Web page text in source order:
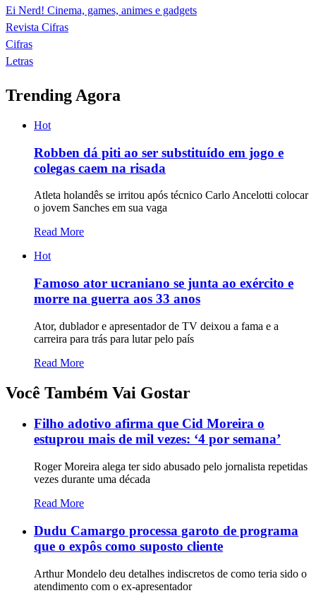
Ei Nerd! Cinema, games, animes e gadgets
Revista Cifras
Cifras
Letras
Trending Agora
Hot
Robben dá piti ao ser substituído em jogo e
colegas caem na risada
Atleta holandês se irritou após técnico Carlo Ancelotti colocar
o jovem Sanches em sua vaga
Read More
Hot
Famoso ator ucraniano se junta ao exército e
morre na guerra aos 33 anos
Ator, dublador e apresentador de TV deixou a fama e a
carreira para trás para lutar pelo país
Read More
Você Também Vai Gostar
Filho adotivo afirma que Cid Moreira o
estuprou mais de mil vezes: ‘4 por semana’
Roger Moreira alega ter sido abusado pelo jornalista repetidas
vezes durante uma década
Read More
Dudu Camargo processa garoto de programa
que o expôs como suposto cliente
Arthur Mondelo deu detalhes indiscretos de como teria sido o
atendimento com o ex-apresentador